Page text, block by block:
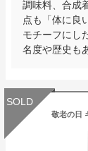
調味料、合成
点も「体に良
モチーフにし
名度や歴史も
SOLD